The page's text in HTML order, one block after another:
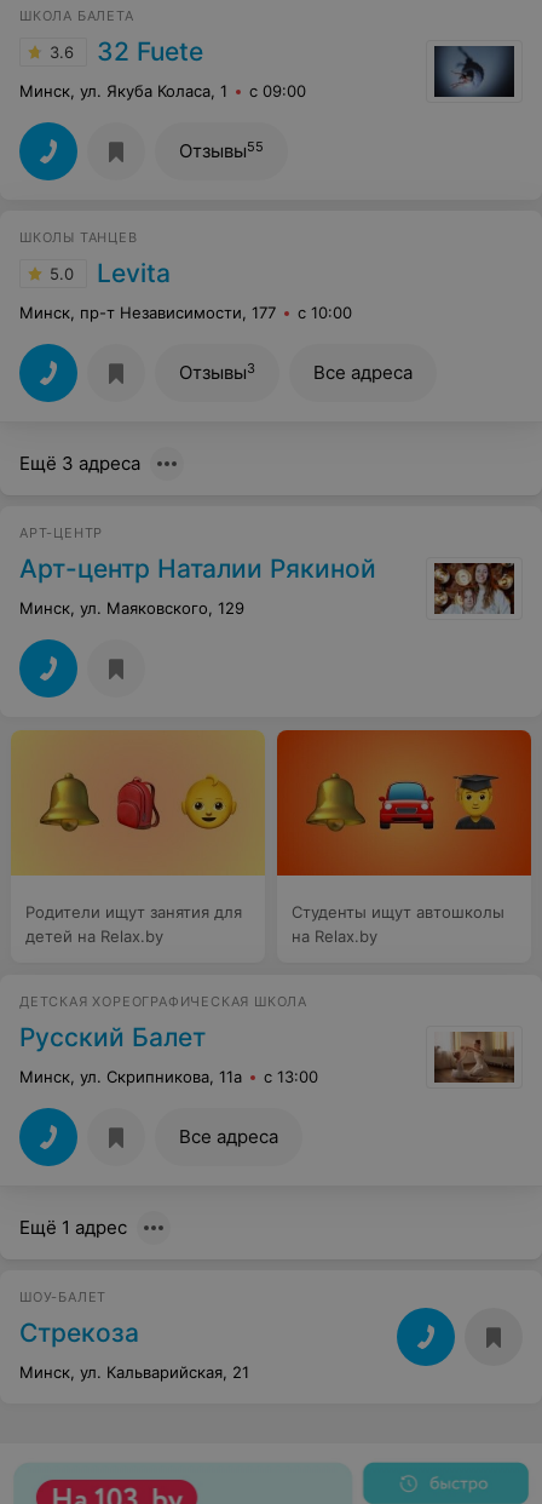
ШКОЛА БАЛЕТА
3.6 32 Fuete
Минск, ул. Якуба Коласа, 1 с 09:00
Отзывы55
ШКОЛЫ ТАНЦЕВ
5.0 Levita
Минск, пр-т Независимости, 177 с 10:00
Отзывы3 Все адреса
Ещё 3 адреса
АРТ-ЦЕНТР
Арт-центр Наталии Рякиной
Минск, ул. Маяковского, 129
Родители ищут занятия для
детей на Relax.by
Студенты ищут автошколы
на Relax.by
ДЕТСКАЯ ХОРЕОГРАФИЧЕСКАЯ ШКОЛА
Русский Балет
Минск, ул. Скрипникова, 11а с 13:00
Все адреса
Ещё 1 адрес
ШОУ-БАЛЕТ
Стрекоза
Минск, ул. Кальварийская, 21